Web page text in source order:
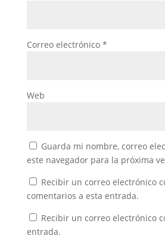
Correo electrónico *
Web
Guarda mi nombre, correo
este navegador para la próxima
Recibir un correo electrónico
comentarios a esta entrada.
Recibir un correo electrónico
entrada.